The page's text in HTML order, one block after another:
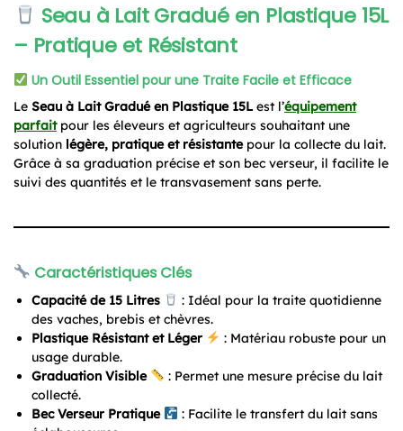
Seau à Lait Gradué en Plastique 15L
– Pratique et Résistant
Un Outil Essentiel pour une Traite Facile et Efficace
Le Seau à Lait Gradué en Plastique 15L est l’équipement
parfaitpour les éleveurs et agriculteurs souhaitant une
solution légère, pratique et résistantepour la collecte du lait.
Grâce à sa graduation précise et son bec verseur, il facilite le
suivi des quantités et le transvasement sans perte.
Caractéristiques Clés
Capacité de 15 Litres
: Idéal pour la traite quotidienne
des vaches, brebis et chèvres.
Plastique Résistant et Léger
: Matériau robuste pour un
usage durable.
Graduation Visible
: Permet une mesure précise du lait
collecté.
Bec Verseur Pratique
: Facilite le transfert du lait sans